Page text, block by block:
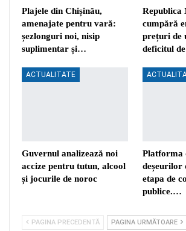
Plajele din Chișinău,
amenajate pentru vară:
șezlonguri noi, nisip
suplimentar și…
Republica
cumpără
prețuri de
deficitul
ACTUALITATE
Guvernul analizează noi
accize pentru tutun, alcool
și jocurile de noroc
Platforma
deșeurilor
etapa de
publice.…
PAGINA PRECEDENTĂ PAGINA URMĂTOARE